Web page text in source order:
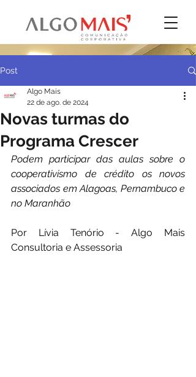
Post
Novas turmas do
Programa Crescer
Algo Mais
22 de ago. de 2024
Podem participar das aulas sobre o
cooperativismo de crédito os novos
associados em Alagoas, Pernambuco e
no Maranhão
Por Lívia Tenório - Algo Mais
Consultoria e Assessoria